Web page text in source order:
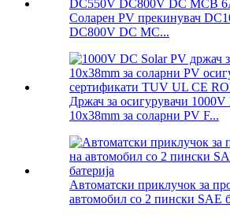
Соларен PV прекинувач
DC800V DC MC...
Држач за осигурувачи
10x38mm за соларни PV F...
Автоматски приклучок за
автомобил со 2 пински SAE